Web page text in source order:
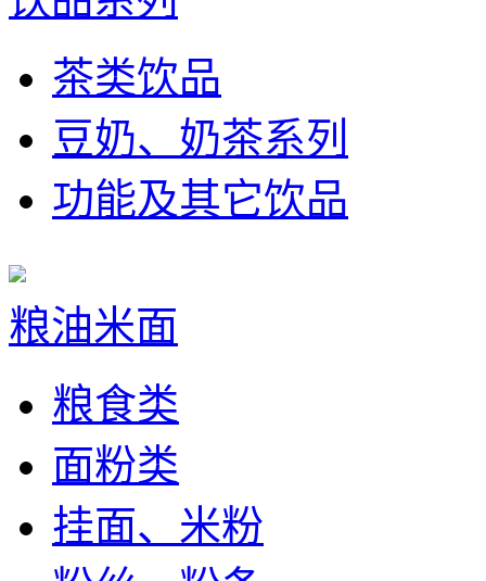
茶类饮品
豆奶、奶茶系列
功能及其它饮品
粮油米面
粮食类
面粉类
挂面、米粉